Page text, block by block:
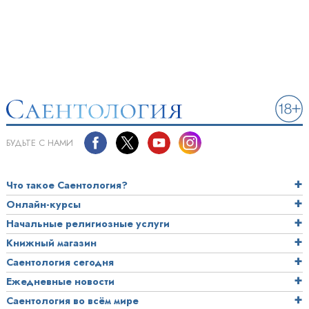
БУДЬТЕ С НАМИ
Что такое Саентология?
Онлайн-курсы
Начальные религиозные услуги
Книжный магазин
Саентология сегодня
Ежедневные новости
Саентология во всём мире